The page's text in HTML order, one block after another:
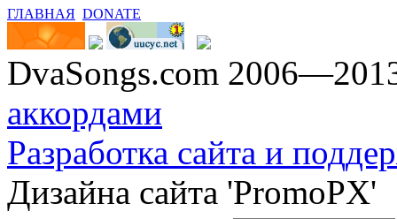
ГЛАВНАЯ DONATE
DvaSongs.com
аккордами
Разработка сайта и
Дизайна сайта 'PromoPX'